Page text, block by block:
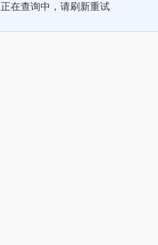
正在查询中，请刷新重试